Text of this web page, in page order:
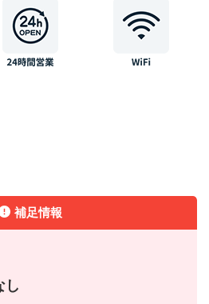
補足情報
し